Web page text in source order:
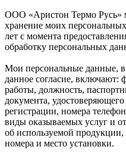
ООО «Аристон Термо Русь»
хранение моих
лет с момента
обработку персональных
Мои персональные данные,
данное согласие, включают:
работы, должность,
документа,
регистрации, номера
виды оказываемых услуг и
об используемой
номера и место установки.